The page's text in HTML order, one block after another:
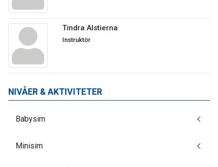
Tindra Alstierna
Instruktör
NIVÅER & AKTIVITETER
Babysim
Minisim